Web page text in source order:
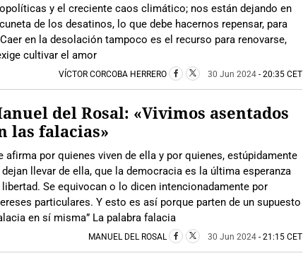
y el creciente caos climático; nos están dejando en
de los desatinos, lo que debe hacernos repensar, para
en la desolación tampoco es el recurso para renovarse,
cultivar el amor
VÍCTOR CORCOBA HERRERO 30 Jun 2024 - 20:35 CET
del Rosal: «Vivimos asentados
las falacias»
afirma por quienes viven de ella y por quienes, estúpidamente
llevar de ella, que la democracia es la última esperanza
libertad. Se equivocan o lo dicen intencionadamente por
particulares. Y esto es así porque parten de un supuesto
en sí misma” La palabra falacia
MANUEL DEL ROSAL 30 Jun 2024 - 21:15 CET